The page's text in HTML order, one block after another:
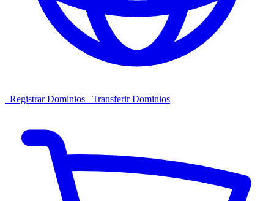
Registrar Dominios Transferir Dominios